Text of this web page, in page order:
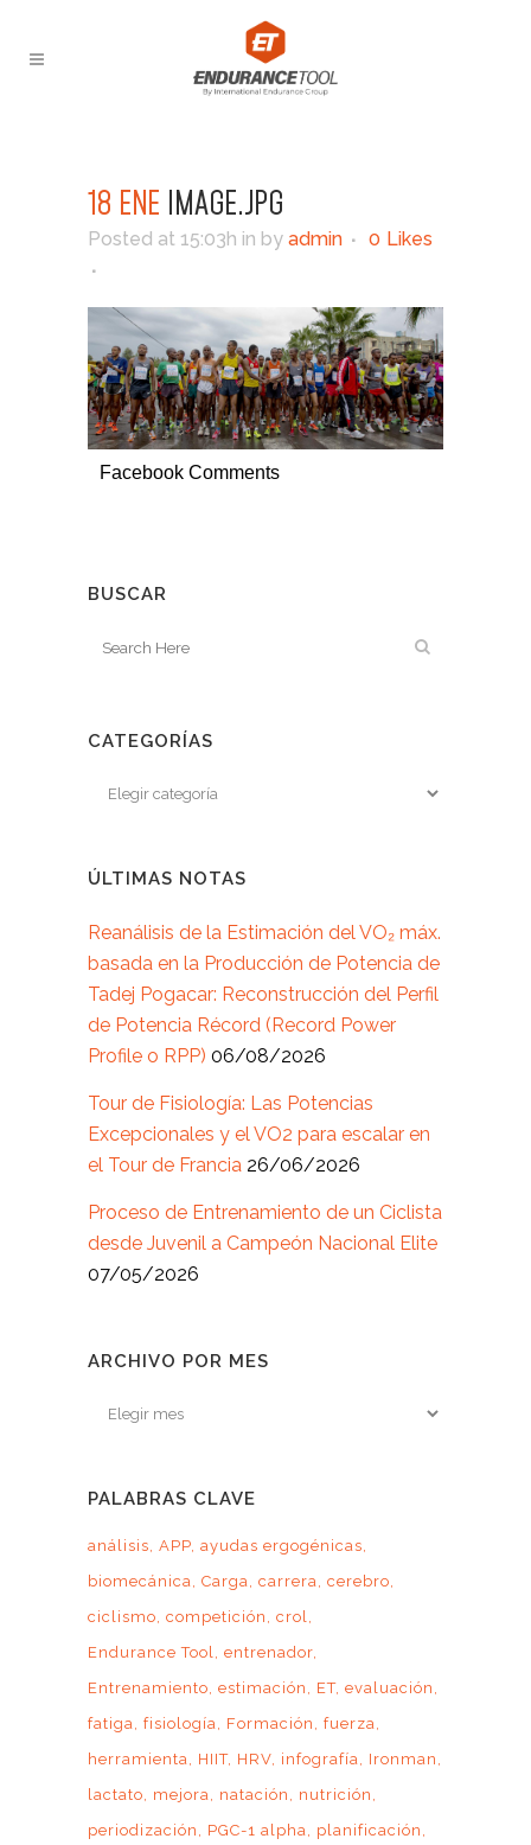
18 ENE IMAGE.JPG
Posted at 15:03h in by admin 0 Likes
Facebook Comments
BUSCAR
CATEGORÍAS
ÚLTIMAS NOTAS
Reanálisis de la Estimación del VO₂ máx.
basada en la Producción de Potencia de
Tadej Pogacar: Reconstrucción del Perfil
de Potencia Récord (Record Power
Profile o RPP) 06/08/2026
Tour de Fisiología: Las Potencias
Excepcionales y el VO2 para escalar en
el Tour de Francia 26/06/2026
Proceso de Entrenamiento de un Ciclista
desde Juvenil a Campeón Nacional Elite
07/05/2026
ARCHIVO POR MES
Archivo
PALABRAS CLAVE
análisis APP ayudas ergogénicas
biomecánica Carga carrera cerebro
ciclismo competición
crol
Endurance Tool entrenador
Entrenamiento estimación ET evaluación
fatiga fisiología Formación
fuerza
herramienta
HIIT HRV infografía
Ironman
lactato
mejora natación
nutrición
periodización
PGC-1 alpha
planificación